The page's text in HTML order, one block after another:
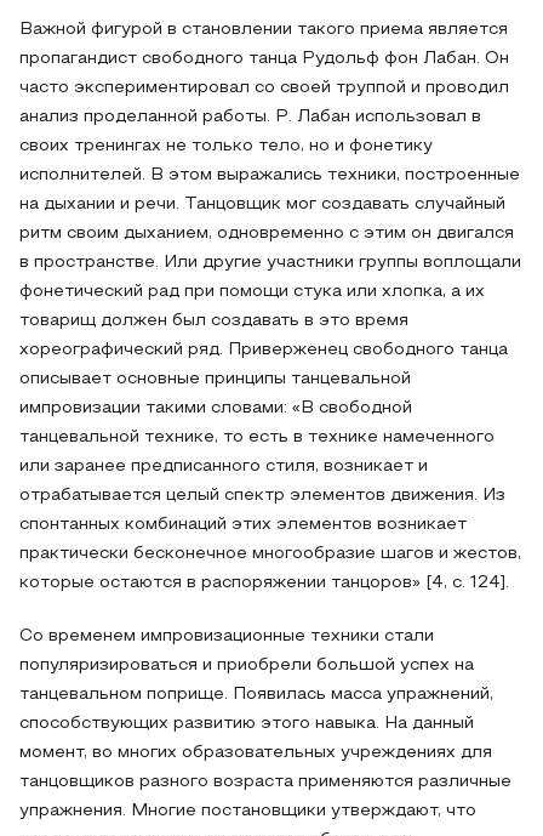
Важной фигурой в становлении такого приема является
пропагандист свободного танца Рудольф фон Лабан. Он
часто экспериментировал со своей труппой и проводил
анализ проделанной работы. Р. Лабан использовал в
своих тренингах не только тело, но и фонетику
исполнителей. В этом выражались техники, построенные
на дыхании и речи. Танцовщик мог создавать случайный
ритм своим дыханием, одновременно с этим он двигался
в пространстве. Или другие участники группы воплощали
фонетический рад при помощи стука или хлопка, а их
товарищ должен был создавать в это время
хореографический ряд. Приверженец свободного танца
описывает основные принципы танцевальной
импровизации такими словами: «В свободной
танцевальной технике, то есть в технике намеченного
или заранее предписанного стиля, возникает и
отрабатывается целый спектр элементов движения. Из
спонтанных комбинаций этих элементов возникает
практически бесконечное многообразие шагов и жестов,
которые остаются в распоряжении танцоров» [4, с. 124].
Со временем импровизационные техники стали
популяризироваться и приобрели большой успех на
танцевальном поприще. Появилась масса упражнений,
способствующих развитию этого навыка. На данный
момент, во многих образовательных учреждениях для
танцовщиков разного возраста применяются различные
упражнения. Многие постановщики утверждают, что